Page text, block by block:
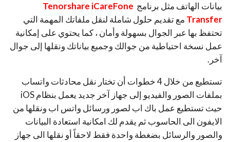
بيانات الهاتف مثل برنامج Tenorshare iCareFone
Transfer مع تقديم حلول شاملة لنقل ملفاتك المهمة التي
تحتفظ بها عبر الجوال بسهولة وأمان ، كما يحتوي على إمكانية
عمل نسخة احتياطية من جوالك وجميع بياناتك ونقلها إلى جوال
آخر.
تستطيع من خلال 4 خطوات أن تختار نقل محادثات واتساب
بملفات الصور والفيديو إلى جهاز آخر جديد يعمل بنظام iOS
حيث تستطيع عمل باك اب لصور ورسائل واتس اب ونقلها من
الايفون الى الحاسوب ثم يقدم لك امكانية استعادة البيانات
والصور والرسائل بضغطة واحدة فقط لاحقاً أو نقلها الى جهاز